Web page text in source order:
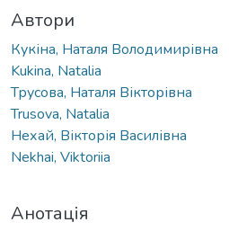
Автори
Кукіна, Наталя Володимирівна
Kukina, Natalia
Трусова, Наталя Вікторівна
Trusova, Natalia
Нехай, Вікторія Василівна
Nekhai, Viktoriia
Анотація